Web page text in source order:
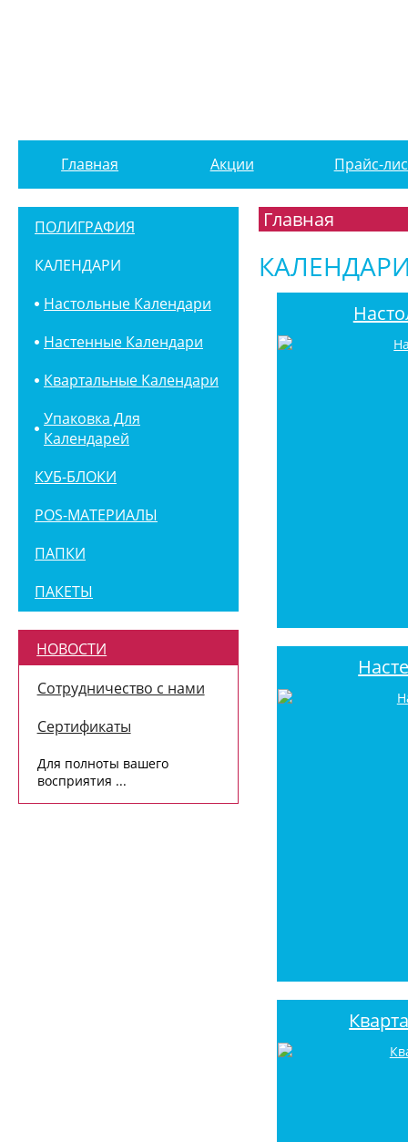
Главная Акции Прайс-
ПОЛИГРАФИЯ
КАЛЕНДАРИ
Настольные Календари
Настенные Календари
Квартальные Календари
Упаковка Для
Календарей
КУБ-БЛОКИ
POS-МАТЕРИАЛЫ
ПАПКИ
ПАКЕТЫ
НОВОСТИ
Сотрудничество с нами
Сертификаты
Для полноты вашего
восприятия ...
Главная